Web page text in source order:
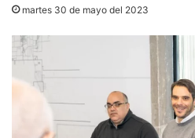
martes 30 de mayo del 2023